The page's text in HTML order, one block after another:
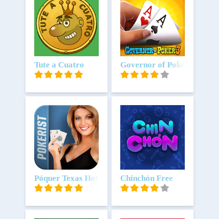
Scarica
Tute a Cuatro Scarica
Governor of Poker 3 -
Scarica
Póquer Texas Hold'em: Pokerist
Scarica
Chinchón Free